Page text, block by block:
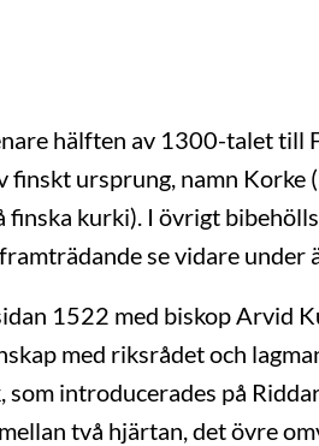
hälften av 1300-talet till
finskt ursprung, namn
finska kurki). I övrigt
se vidare under
1522 med biskop Arvid
med riksrådet och
som introducerades på
två hjärtan, det övre